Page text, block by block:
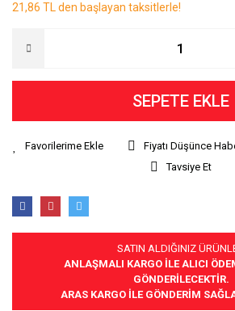
21,86 TL den başlayan taksitlerle!
SEPETE EKLE
Fiyatı Düşünce
Tavsiye Et
SATIN ALDIĞINIZ
ANLAŞMALI KARGO İLE ALICI
GÖNDERİLECEKTİR.
ARAS KARGO İLE GÖNDERİM